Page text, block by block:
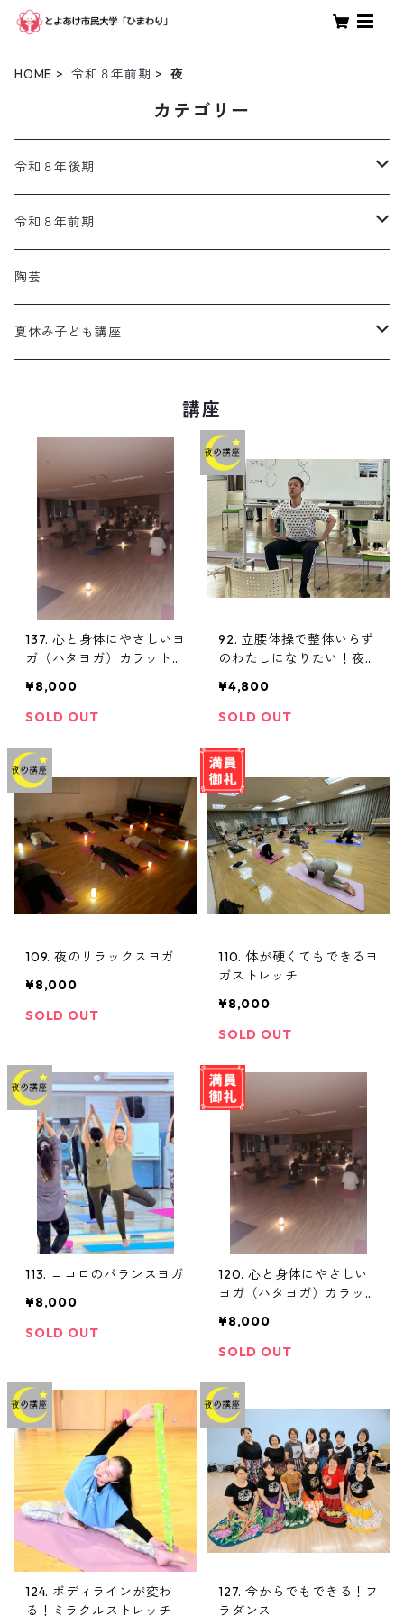
HOME 令和８年前期 夜
カテゴリー
令和８年後期
体験
親子
調理
音楽
手芸・美術
語学
健康・体操
夜
土日
令和８年前期
体験
親子
趣味・教養・生活
音楽
手芸・美術
語学
健康・体操
夜
土・日
陶芸
夏休み子ども講座
講座
137. 心と身体にやさしいヨ
ガ（ハタヨガ）カラット・
¥8,000
SOLD OUT
92. 立腰体操で整体いらず
のわたしになりたい！夜
¥4,800
SOLD OUT
109. 夜のリラックスヨガ
¥8,000
SOLD OUT
110. 体が硬くてもできるヨ
ガストレッチ
¥8,000
SOLD OUT
113. ココロのバランスヨガ
¥8,000
SOLD OUT
120. 心と身体にやさしい
ヨガ（ハタヨガ）カラッ
¥8,000
SOLD OUT
124. ボディラインが変わ
る！ミラクルストレッチ
127. 今からでもできる！フ
ラダンス